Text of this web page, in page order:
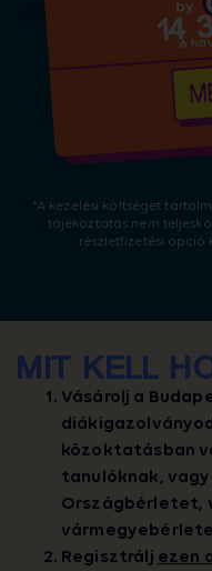
14
6
*A kezelési költséget
tájékoztatás nem
részletfizetési opció
MIT KELL
Vásárolj a
közoktatásban
tanulóknak,
Országbérletet,
Regisztrálj ezen